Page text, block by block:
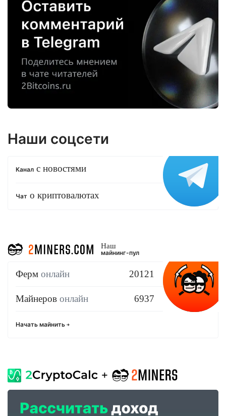
Наши соцсети
Канал с новостями
Чат о криптовалютах
Наш
майнинг-пул
Ферм онлайн 20121
Майнеров онлайн 6937
Начать майнить